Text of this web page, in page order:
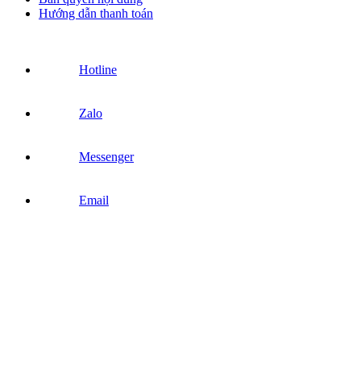
Hướng dẫn thanh toán
Hotline
Zalo
Messenger
Email